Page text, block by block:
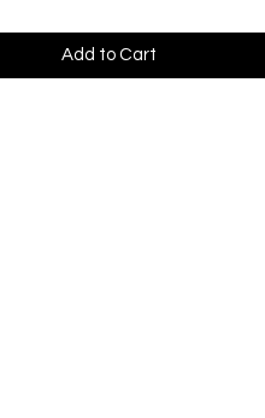
Add to Cart